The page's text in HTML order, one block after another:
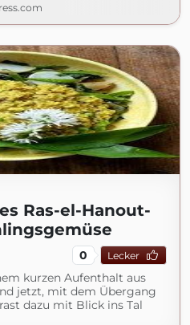
Ras-el-Hanout-
0 Lecker
kurzen Aufenthalt aus
jetzt, mit dem Übergang
dazu mit Blick ins Tal